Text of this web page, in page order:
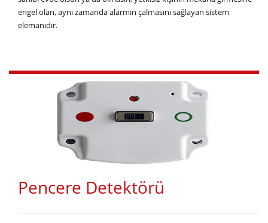
engel olan, aynı zamanda alarmın çalmasını sağlayan sistem
elemanıdır.
Pencere Detektörü